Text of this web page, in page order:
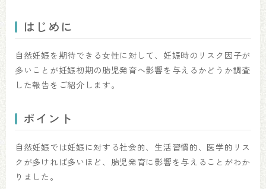
はじめに
自然妊娠を期待できる女性に対して、妊娠時のリスク因子が
多いことが妊娠初期の胎児発育へ影響を与えるかどうか調査
した報告をご紹介します。
ポイント
自然妊娠では妊娠に対する社会的、生活習慣的、医学的リス
クが多ければ多いほど、胎児発育に影響を与えることがわか
りました。